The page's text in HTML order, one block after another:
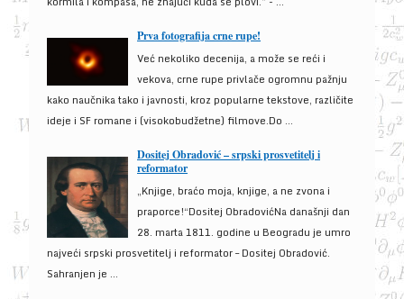
Prva fotografija crne rupe!
Već nekoliko decenija, a može se reći i
vekova, crne rupe privlače ogromnu pažnju
kako naučnika tako i javnosti, kroz popularne tekstove, različite
ideje i SF romane i (visokobudžetne) filmove.Do ...
Dositej Obradović – srpski prosvetitelj i
reformator
„Knjige, braćo moja, knjige, a ne zvona i
praporce!“Dositej ObradovićNa današnji dan
28. marta 1811. godine u Beogradu je umro
najveći srpski prosvetitelj i reformator – Dositej Obradović.
Sahranjen je ...